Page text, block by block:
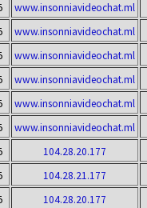
www.insonniavideochat.ml
www.insonniavideochat.ml
www.insonniavideochat.ml
www.insonniavideochat.ml
www.insonniavideochat.ml
www.insonniavideochat.ml
104.28.20.177
104.28.21.177
104.28.20.177